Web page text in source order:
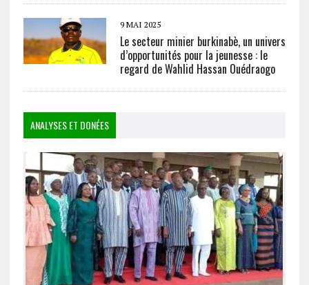
9 MAI 2025
Le secteur minier burkinabè, un univers
d’opportunités pour la jeunesse : le
regard de Wahlid Hassan Ouédraogo
ANALYSES ET DONÉES